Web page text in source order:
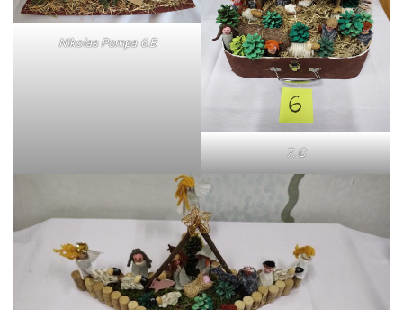
Nikolas Pompa 6.B
7. C